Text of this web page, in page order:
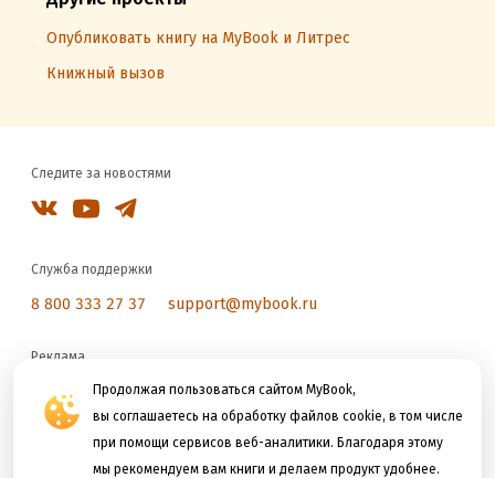
Продолжая пользоваться сайтом MyBook,
вы соглашаетесь на обработку файлов cookie, в том числе
при помощи сервисов веб-аналитики. Благодаря этому
мы рекомендуем вам книги и делаем продукт удобнее.
Опубликовать книгу на MyBook и Литрес
Книжный вызов
Следите за новостями
Служба поддержки
8 800 333 27 37 support@mybook.ru
Реклама
reklama@litres.ru
Мы принимаем к оплате